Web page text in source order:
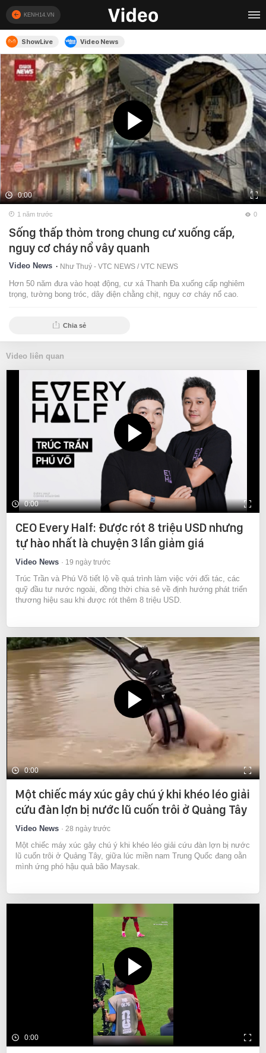
KENH14.VN
ShowLive Video News
0:00
1 năm trước 0
Sống thấp thỏm trong chung cư xuống cấp,
nguy cơ cháy nổ vây quanh
Video News Như Thuý - VTC NEWS / VTC NEWS
Hơn 50 năm đưa vào hoạt động, cư xá Thanh Đa xuống cấp nghiêm
trọng, tường bong tróc, dây điện chằng chịt, nguy cơ cháy nổ cao.
Chia sẻ
Video liên quan
0:00
CEO Every Half: Được rót 8 triệu USD nhưng
tự hào nhất là chuyện 3 lần giảm giá
Video News 19 ngày trước
Trúc Trần và Phú Võ tiết lộ về quá trình làm việc với đối tác, các
quỹ đầu tư nước ngoài, đồng thời chia sẻ về định hướng phát triển
thương hiệu sau khi được rót thêm 8 triệu USD.
0:00
Một chiếc máy xúc gây chú ý khi khéo léo giải
cứu đàn lợn bị nước lũ cuốn trôi ở Quảng Tây
Video News 28 ngày trước
Một chiếc máy xúc gây chú ý khi khéo léo giải cứu đàn lợn bị nước
lũ cuốn trôi ở Quảng Tây, giữa lúc miền nam Trung Quốc đang oằn
mình ứng phó hậu quả bão Maysak.
0:00